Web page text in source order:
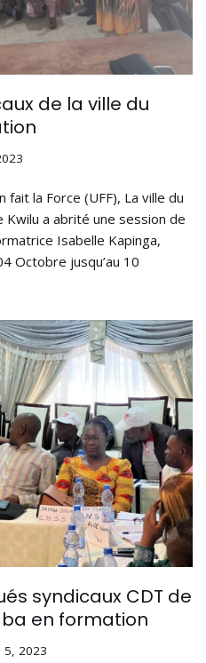
de la ville du
fait la Force (UFF), La ville du
Kwilu a abrité une session de
Isabelle Kapinga,
Octobre jusqu’au 10
syndicaux CDT de
en formation
5, 2023